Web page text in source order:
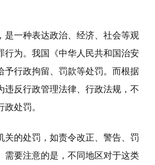
一种表达政治、经济、社会等观
为。我国《中华人民共和国治安
行政拘留、罚款等处罚。而根据
违反行政管理法律、行政法规，不
处罚。
的处罚，如责令改正、警告、罚
要注意的是，不同地区对于这类